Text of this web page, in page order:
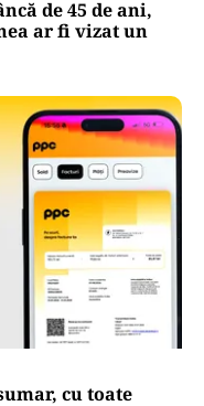
de 45 de ani,
ar fi vizat un
cu toate